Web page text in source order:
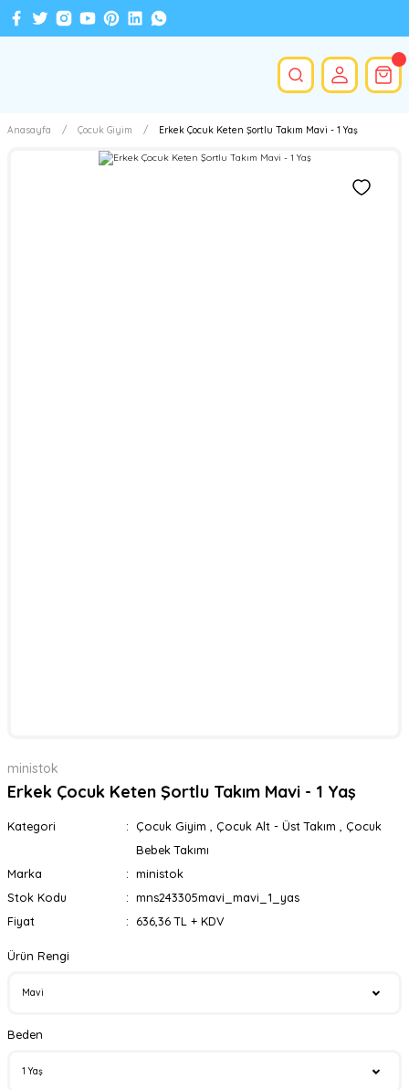
Anasayfa Çocuk Giyim Erkek Çocuk Keten Şortlu Takım Mavi - 1 Yaş
ministok
Erkek Çocuk Keten Şortlu Takım Mavi - 1 Yaş
Kategori Çocuk Giyim Çocuk Alt - Üst Takım
Çocuk
Bebek Takımı
Marka
ministok
Stok Kodu
mns243305mavi_mavi_1_yas
Fiyat
636,36 TL + KDV
Ürün Rengi
Beden